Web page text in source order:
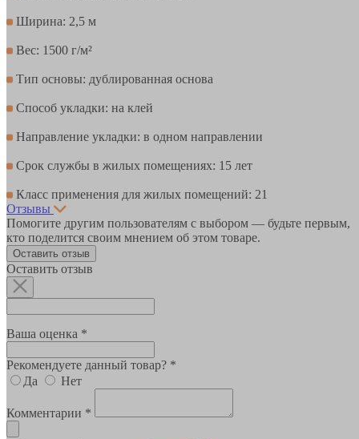
Ширина: 2,5 м
Вес: 1500 г/м²
Тип основы: дублированная основа
Способ укладки: на клей
Направление укладки: в одном направлении
Срок службы в жилых помещениях: 15 лет
Класс применения для жилых помещений: 21
Отзывы
Помогите другим пользователям с выбором — будьте первым,
кто поделится своим мнением об этом товаре.
Оставить отзыв
Оставить отзыв
Ваша оценка *
Рекомендуете данный товар? *
Да
Нет
Комментарии *